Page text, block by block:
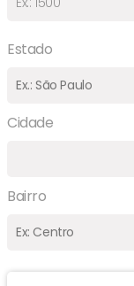
Estado
Cidade
Bairro